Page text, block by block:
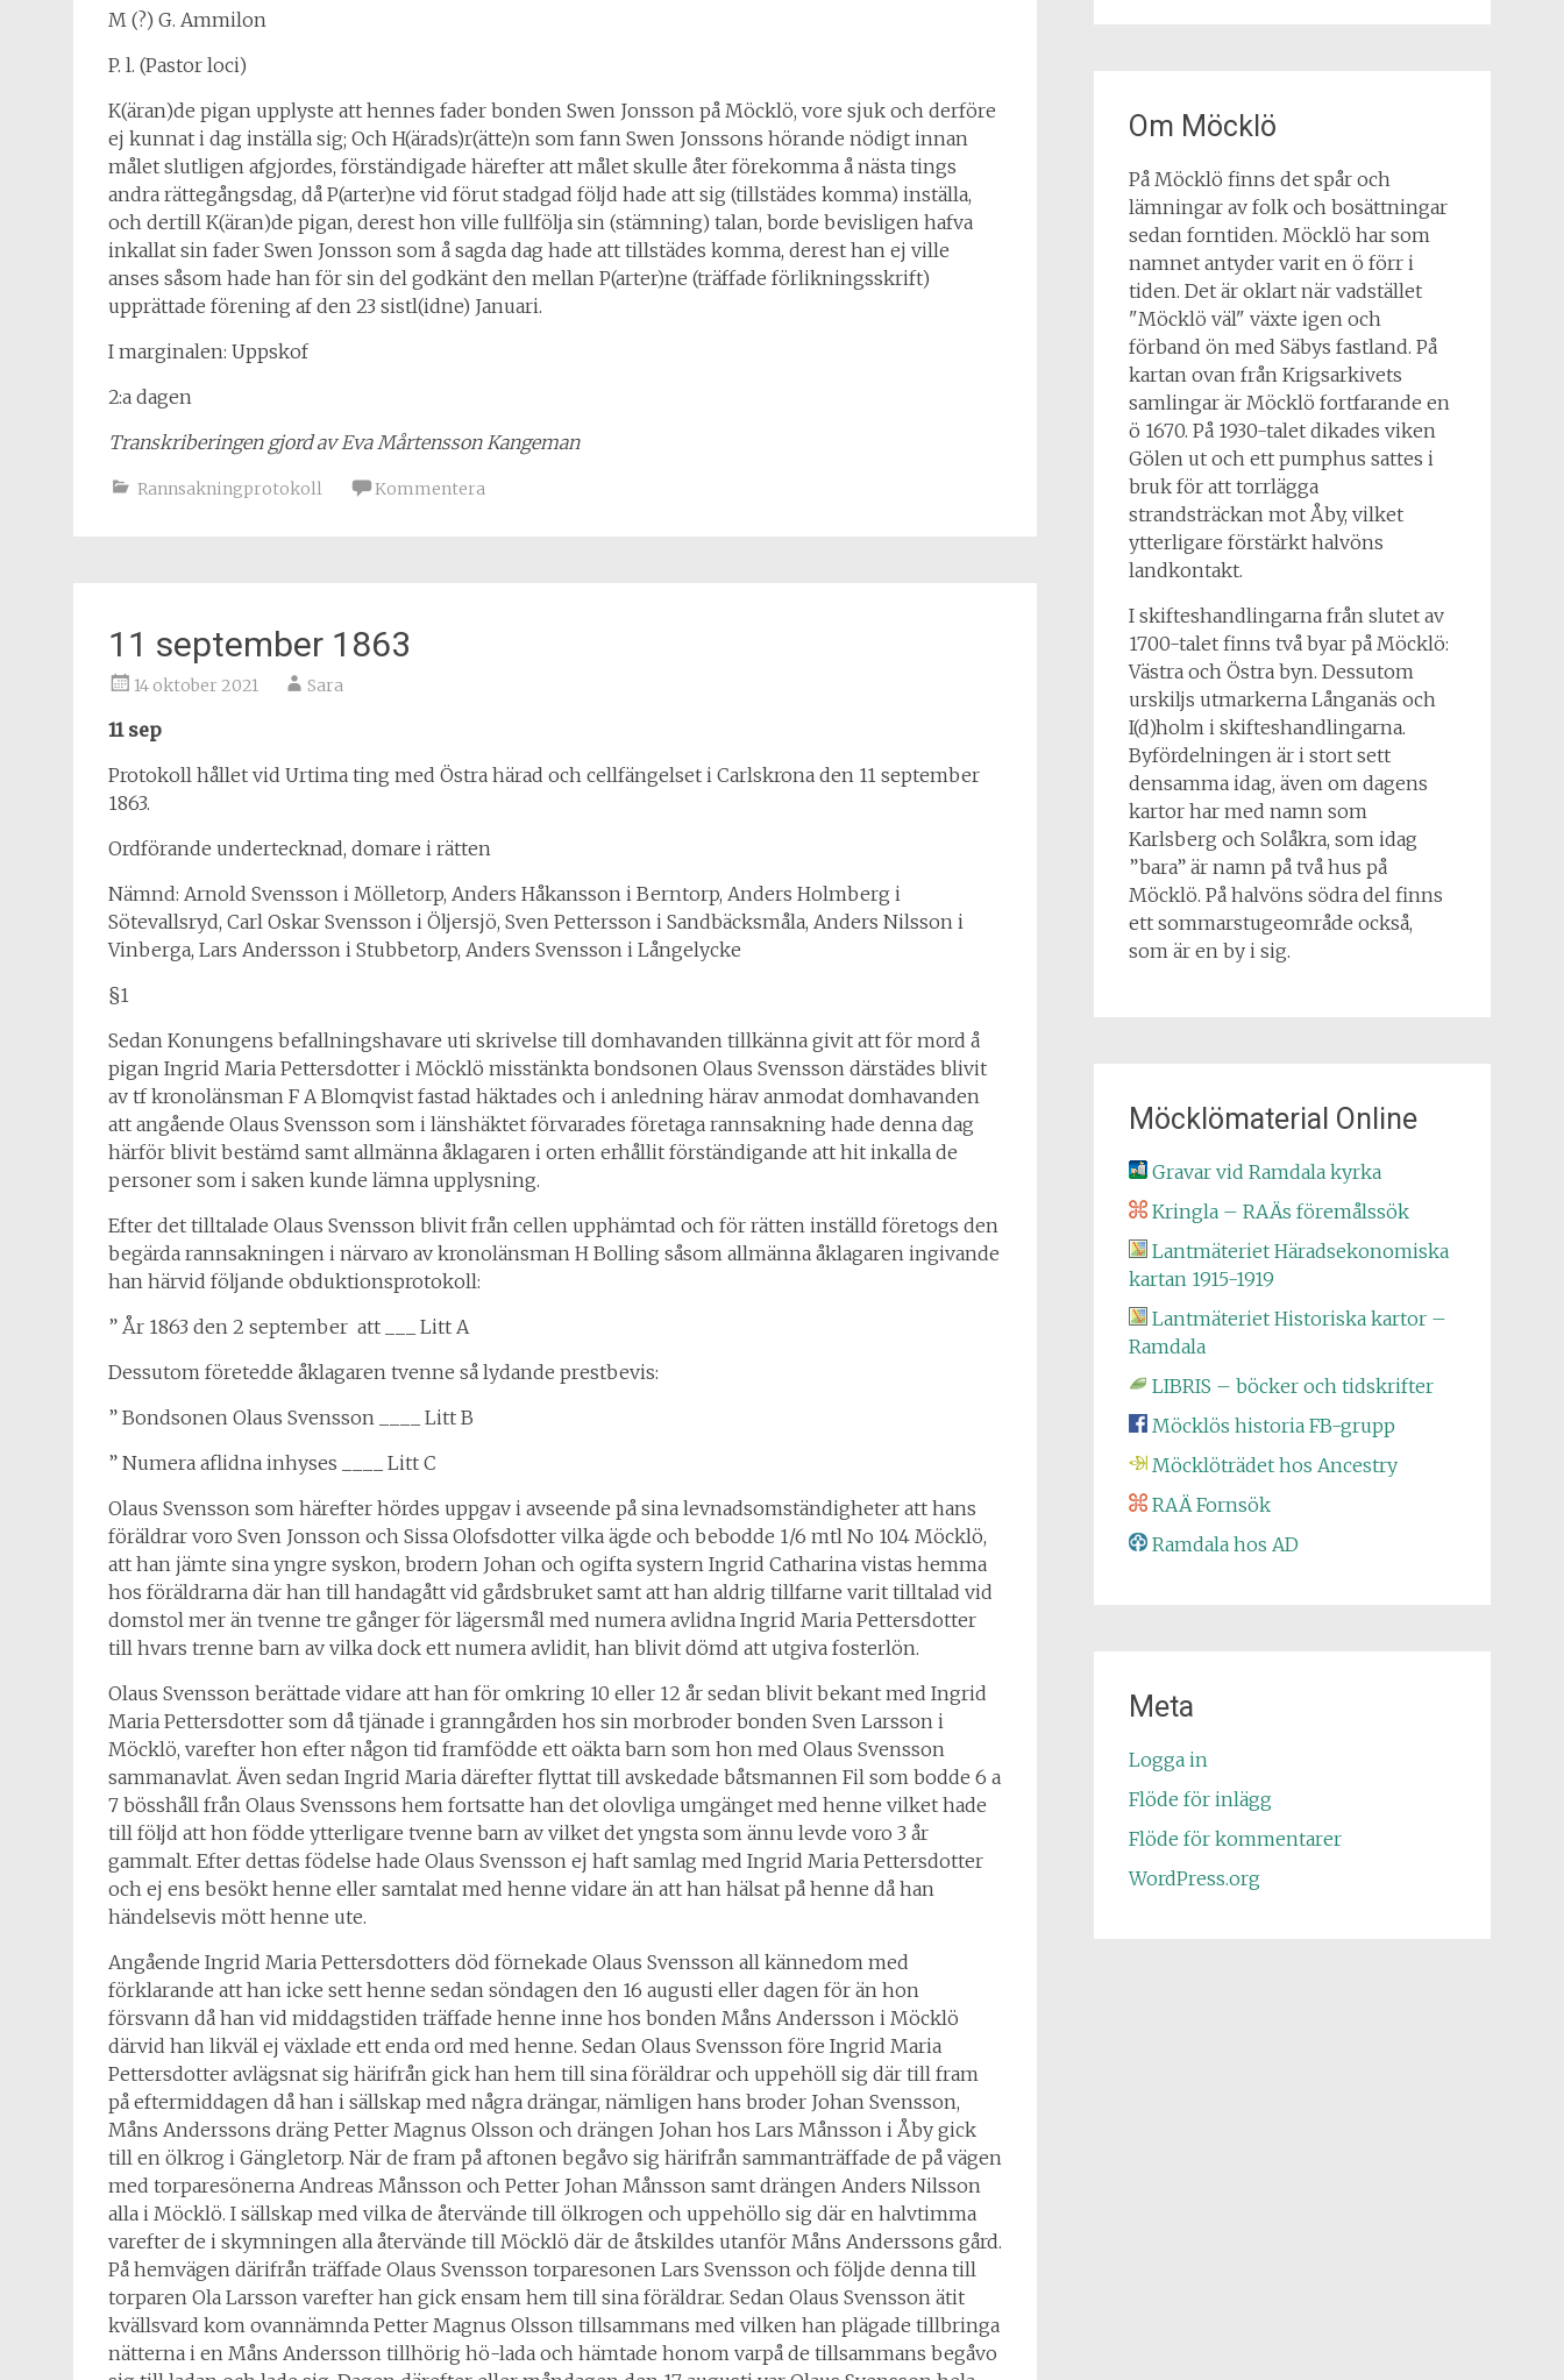
M (?) G. Ammilon
P. l. (Pastor loci)
K(äran)de pigan upplyste att hennes fader bonden Swen Jonsson på Möcklö, vore sjuk och derföre
ej kunnat i dag inställa sig; Och H(ärads)r(ätte)n som fann Swen Jonssons hörande nödigt innan
målet slutligen afgjordes, förständigade härefter att målet skulle åter förekomma å nästa tings
andra rättegångsdag, då P(arter)ne vid förut stadgad följd hade att sig (tillstädes komma) inställa,
och dertill K(äran)de pigan, derest hon ville fullfölja sin (stämning) talan, borde bevisligen hafva
inkallat sin fader Swen Jonsson som å sagda dag hade att tillstädes komma, derest han ej ville
anses såsom hade han för sin del godkänt den mellan P(arter)ne (träffade förlikningsskrift)
upprättade förening af den 23 sistl(idne) Januari.
I marginalen: Uppskof
2:a dagen
Transkriberingen gjord av Eva Mårtensson Kangeman
Rannsakningprotokoll Kommentera
11 september 1863
14 oktober 2021 Sara
11 sep
Protokoll hållet vid Urtima ting med Östra härad och cellfängelset i Carlskrona den 11 september
1863.
Ordförande undertecknad, domare i rätten
Nämnd: Arnold Svensson i Mölletorp, Anders Håkansson i Berntorp, Anders Holmberg i
Sötevallsryd, Carl Oskar Svensson i Öljersjö, Sven Pettersson i Sandbäcksmåla, Anders Nilsson i
Vinberga, Lars Andersson i Stubbetorp, Anders Svensson i Långelycke
§1
Sedan Konungens befallningshavare uti skrivelse till domhavanden tillkänna givit att för mord å
pigan Ingrid Maria Pettersdotter i Möcklö misstänkta bondsonen Olaus Svensson därstädes blivit
av tf kronolänsman F A Blomqvist fastad häktades och i anledning härav anmodat domhavanden
att angående Olaus Svensson som i länshäktet förvarades företaga rannsakning hade denna dag
härför blivit bestämd samt allmänna åklagaren i orten erhållit förständigande att hit inkalla de
personer som i saken kunde lämna upplysning.
Efter det tilltalade Olaus Svensson blivit från cellen upphämtad och för rätten inställd företogs den
begärda rannsakningen i närvaro av kronolänsman H Bolling såsom allmänna åklagaren ingivande
han härvid följande obduktionsprotokoll:
” År 1863 den 2 september att ___ Litt A
Dessutom företedde åklagaren tvenne så lydande prestbevis:
” Bondsonen Olaus Svensson ____ Litt B
” Numera aflidna inhyses ____ Litt C
Olaus Svensson som härefter hördes uppgav i avseende på sina levnadsomständigheter att hans
föräldrar voro Sven Jonsson och Sissa Olofsdotter vilka ägde och bebodde 1/6 mtl No 104 Möcklö,
att han jämte sina yngre syskon, brodern Johan och ogifta systern Ingrid Catharina vistas hemma
hos föräldrarna där han till handagått vid gårdsbruket samt att han aldrig tillfarne varit tilltalad vid
domstol mer än tvenne tre gånger för lägersmål med numera avlidna Ingrid Maria Pettersdotter
till hvars trenne barn av vilka dock ett numera avlidit, han blivit dömd att utgiva fosterlön.
Olaus Svensson berättade vidare att han för omkring 10 eller 12 år sedan blivit bekant med Ingrid
Maria Pettersdotter som då tjänade i granngården hos sin morbroder bonden Sven Larsson i
Möcklö, varefter hon efter någon tid framfödde ett oäkta barn som hon med Olaus Svensson
sammanavlat. Även sedan Ingrid Maria därefter flyttat till avskedade båtsmannen Fil som bodde 6 a
7 bösshåll från Olaus Svenssons hem fortsatte han det olovliga umgänget med henne vilket hade
till följd att hon födde ytterligare tvenne barn av vilket det yngsta som ännu levde voro 3 år
gammalt. Efter dettas födelse hade Olaus Svensson ej haft samlag med Ingrid Maria Pettersdotter
och ej ens besökt henne eller samtalat med henne vidare än att han hälsat på henne då han
händelsevis mött henne ute.
Angående Ingrid Maria Pettersdotters död förnekade Olaus Svensson all kännedom med
förklarande att han icke sett henne sedan söndagen den 16 augusti eller dagen för än hon
försvann då han vid middagstiden träffade henne inne hos bonden Måns Andersson i Möcklö
därvid han likväl ej växlade ett enda ord med henne. Sedan Olaus Svensson före Ingrid Maria
Pettersdotter avlägsnat sig härifrån gick han hem till sina föräldrar och uppehöll sig där till fram
på eftermiddagen då han i sällskap med några drängar, nämligen hans broder Johan Svensson,
Måns Anderssons dräng Petter Magnus Olsson och drängen Johan hos Lars Månsson i Åby gick
till en ölkrog i Gängletorp. När de fram på aftonen begåvo sig härifrån sammanträffade de på vägen
med torparesönerna Andreas Månsson och Petter Johan Månsson samt drängen Anders Nilsson
alla i Möcklö. I sällskap med vilka de återvände till ölkrogen och uppehöllo sig där en halvtimma
varefter de i skymningen alla återvände till Möcklö där de åtskildes utanför Måns Anderssons gård.
På hemvägen därifrån träffade Olaus Svensson torparesonen Lars Svensson och följde denna till
torparen Ola Larsson varefter han gick ensam hem till sina föräldrar. Sedan Olaus Svensson ätit
kvällsvard kom ovannämnda Petter Magnus Olsson tillsammans med vilken han plägade tillbringa
nätterna i en Måns Andersson tillhörig hö-lada och hämtade honom varpå de tillsammans begåvo
Om Möcklö
På Möcklö finns det spår och
lämningar av folk och bosättningar
sedan forntiden. Möcklö har som
namnet antyder varit en ö förr i
tiden. Det är oklart när vadstället
"Möcklö väl" växte igen och
förband ön med Säbys fastland. På
kartan ovan från Krigsarkivets
samlingar är Möcklö fortfarande en
ö 1670. På 1930-talet dikades viken
Gölen ut och ett pumphus sattes i
bruk för att torrlägga
strandsträckan mot Åby, vilket
ytterligare förstärkt halvöns
landkontakt.
I skifteshandlingarna från slutet av
1700-talet finns två byar på Möcklö:
Västra och Östra byn. Dessutom
urskiljs utmarkerna Långanäs och
I(d)holm i skifteshandlingarna.
Byfördelningen är i stort sett
densamma idag, även om dagens
kartor har med namn som
Karlsberg och Solåkra, som idag
”bara” är namn på två hus på
Möcklö. På halvöns södra del finns
ett sommarstugeområde också,
som är en by i sig.
Möcklömaterial Online
Gravar vid Ramdala kyrka
Kringla – RAÄs föremålssök
Lantmäteriet Häradsekonomiska
kartan 1915-1919
Lantmäteriet Historiska kartor –
Ramdala
LIBRIS – böcker och tidskrifter
Möcklös historia FB-grupp
Möcklöträdet hos Ancestry
RAÄ Fornsök
Ramdala hos AD
Meta
Logga in
Flöde för inlägg
Flöde för kommentarer
WordPress.org